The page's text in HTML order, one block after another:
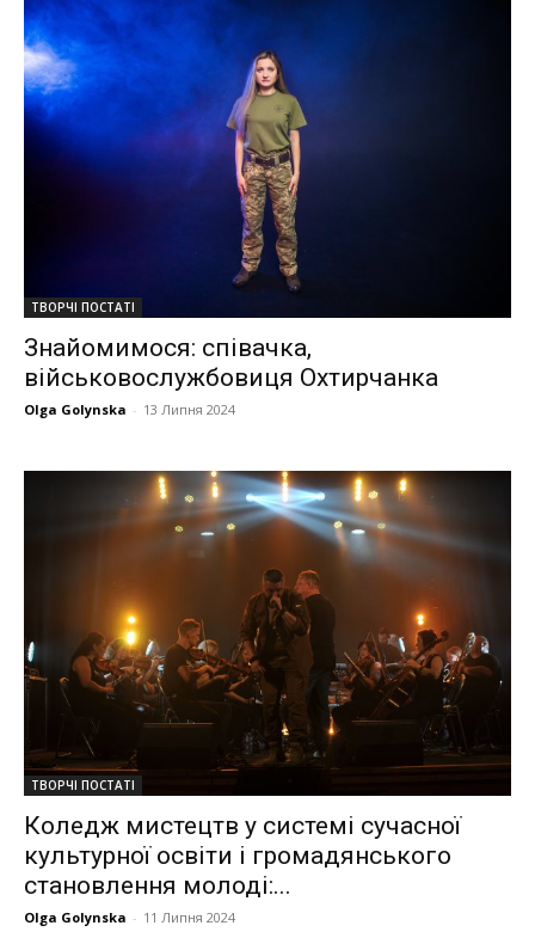
ТВОРЧІ ПОСТАТІ
Знайомимося: співачка,
військовослужбовиця Охтирчанка
Olga Golynska - 13 Липня 2024
ТВОРЧІ ПОСТАТІ
Коледж мистецтв у системі сучасної
культурної освіти і громадянського
становлення молоді:...
Olga Golynska - 11 Липня 2024